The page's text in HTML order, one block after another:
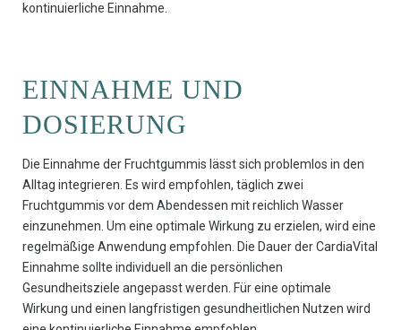
kontinuierliche Einnahme.
EINNAHME UND
DOSIERUNG
Die Einnahme der Fruchtgummis lässt sich problemlos in den
Alltag integrieren. Es wird empfohlen, täglich zwei
Fruchtgummis vor dem Abendessen mit reichlich Wasser
einzunehmen. Um eine optimale Wirkung zu erzielen, wird eine
regelmäßige Anwendung empfohlen. Die Dauer der CardiaVital
Einnahme sollte individuell an die persönlichen
Gesundheitsziele angepasst werden. Für eine optimale
Wirkung und einen langfristigen gesundheitlichen Nutzen wird